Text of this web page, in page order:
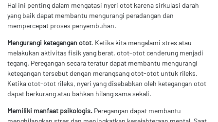
Hal ini penting dalam mengatasi nyeri otot karena sirkulasi darah
yang baik dapat membantu mengurangi peradangan dan
mempercepat proses penyembuhan.
Mengurangi ketegangan otot. Ketika kita mengalami stres atau
melakukan aktivitas fisik yang berat, otot-otot cenderung menjadi
tegang. Peregangan secara teratur dapat membantu mengurangi
ketegangan tersebut dengan merangsang otot-otot untuk rileks.
Ketika otot-otot rileks, nyeri yang disebabkan oleh ketegangan otot
dapat berkurang atau bahkan hilang sama sekali.
Memiliki manfaat psikologis. Peregangan dapat membantu